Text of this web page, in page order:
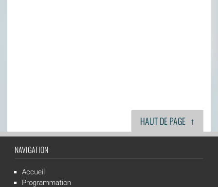
HAUT DE PAGE ↑
NAVIGATION
Accueil
Programmation